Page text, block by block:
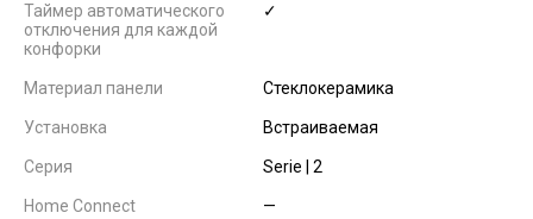
Таймер автоматического
отключения для каждой
конфорки
✓
Материал панели Стеклокерамика
Установка Встраиваемая
Серия Serie | 2
Home Connect —